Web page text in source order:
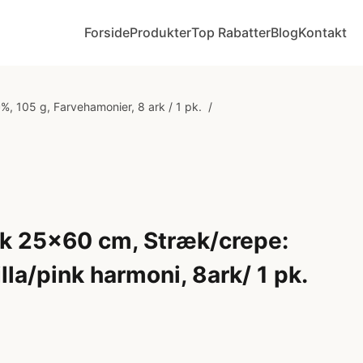
ForsideProdukterTop RabatterBlogKontakt
105 g, Farvehamonier, 8 ark / 1 pk. /
25x60 cm, Stræk/crepe:
pink harmoni, 8ark/ 1 pk.